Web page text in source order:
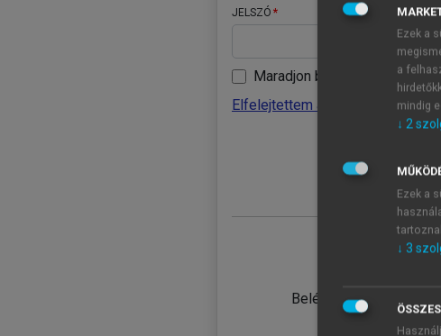
JELSZÓ
Maradjon belépve
Elfelejtettem a jelszavamat
Belépés intézményi
Ezek a
a
mindig
↓ 2
Ezek a
↓ 3